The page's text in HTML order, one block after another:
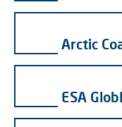
Arctic
ESA